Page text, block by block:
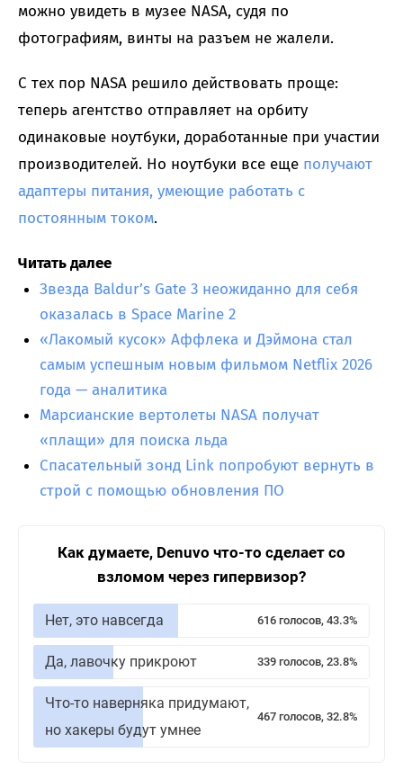
можно увидеть в музее NASA, судя по
фотографиям, винты на разъем не жалели.
С тех пор NASA решило действовать проще:
теперь агентство отправляет на орбиту
одинаковые ноутбуки, доработанные при участии
производителей. Но ноутбуки все еще получают
адаптеры питания, умеющие работать с
постоянным током.
Читать далее
Звезда Baldur’s Gate 3 неожиданно для себя
оказалась в Space Marine 2
«Лакомый кусок» Аффлека и Дэймона стал
самым успешным новым фильмом Netflix 2026
года — аналитика
Марсианские вертолеты NASA получат
«плащи» для поиска льда
Спасательный зонд Link попробуют вернуть в
строй с помощью обновления ПО
Как думаете, Denuvo что-то сделает со
взломом через гипервизор?
Нет, это навсегда 616 голосов, 43.3%
Да, лавочку прикроют 339 голосов, 23.8%
Что-то наверняка придумают,
но хакеры будут умнее
467 голосов, 32.8%